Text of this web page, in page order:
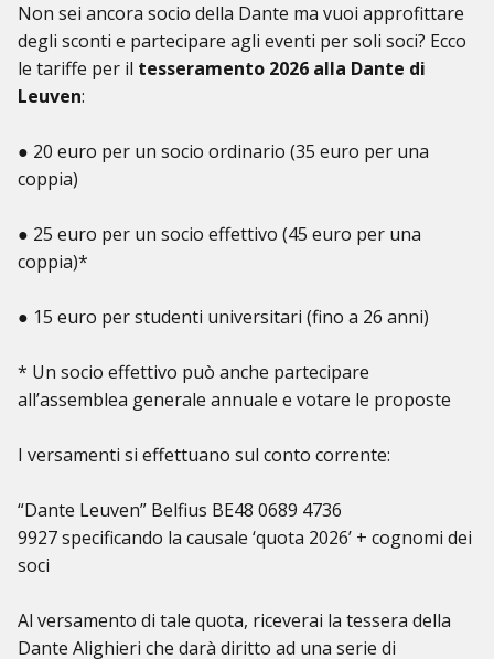
Non sei ancora socio della Dante ma vuoi approfittare
degli sconti e partecipare agli eventi per soli soci? Ecco
le tariffe per il tesseramento 2026 alla Dante di
Leuven:
● 20 euro per un socio ordinario (35 euro per una
coppia)
● 25 euro per un socio effettivo (45 euro per una
coppia)*
● 15 euro per studenti universitari (fino a 26 anni)
* Un socio effettivo può anche partecipare
all’assemblea generale annuale e votare le proposte
I versamenti si effettuano sul conto corrente:
“Dante Leuven” Belfius BE48 0689 4736
9927 specificando la causale ‘quota 2026’ + cognomi dei
soci
Al versamento di tale quota, riceverai la tessera della
Dante Alighieri che darà diritto ad una serie di